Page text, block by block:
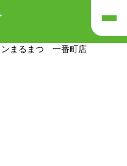
ンまるまつ 一番町店